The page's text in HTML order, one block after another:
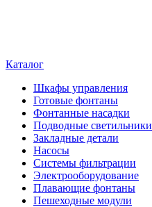
Каталог
Шкафы управления
Готовые фонтаны
Фонтанные насадки
Подводные светильники
Закладные детали
Насосы
Системы фильтрации
Электрооборудование
Плавающие фонтаны
Пешеходные модули